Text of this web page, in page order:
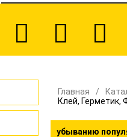
Главная
Клей, Герметик,
убыванию